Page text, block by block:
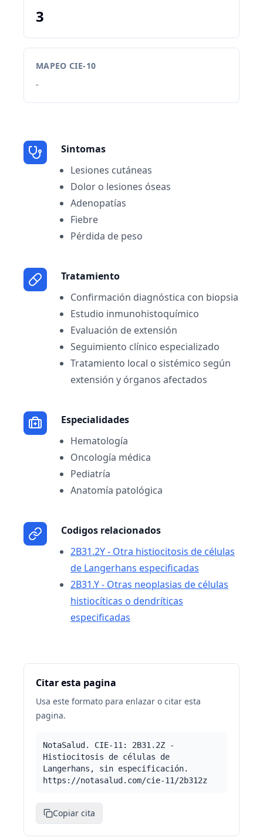
3
MAPEO CIE-10
-
Sintomas
Lesiones cutáneas
Dolor o lesiones óseas
Adenopatías
Fiebre
Pérdida de peso
Tratamiento
Confirmación diagnóstica con biopsia
Estudio inmunohistoquímico
Evaluación de extensión
Seguimiento clínico especializado
Tratamiento local o sistémico según
extensión y órganos afectados
Especialidades
Hematología
Oncología médica
Pediatría
Anatomía patológica
Codigos relacionados
2B31.2Y - Otra histiocitosis de células
de Langerhans especificadas
2B31.Y - Otras neoplasias de células
histiocíticas o dendríticas
especificadas
Citar esta pagina
Usa este formato para enlazar o citar esta
pagina.
NotaSalud. CIE-11: 2B31.2Z -
Histiocitosis de células de
Langerhans, sin especificación.
https://notasalud.com/cie-11/2b312z
Copiar cita